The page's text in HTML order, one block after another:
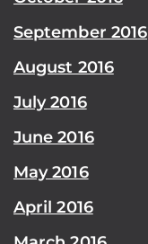
September 2016
August 2016
July 2016
June 2016
May 2016
April 2016